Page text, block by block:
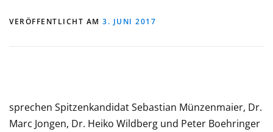
VERÖFFENTLICHT AM 3. JUNI 2017
sprechen Spitzenkandidat Sebastian Münzenmaier, Dr.
Marc Jongen, Dr. Heiko Wildberg und Peter Boehringer